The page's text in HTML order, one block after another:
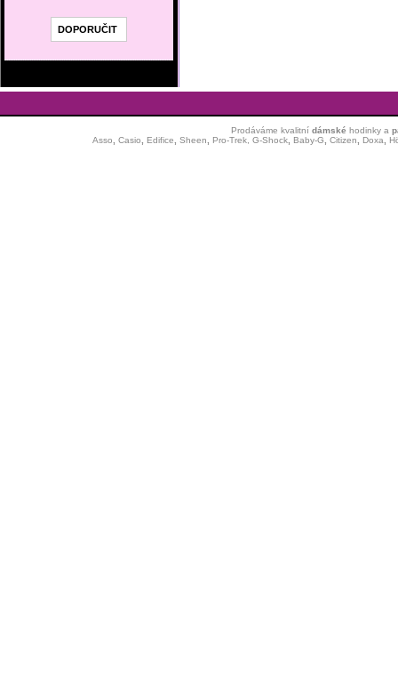
Prodáváme kvalitní dámské hodinkya
Asso
Casio Edifice Sheen Pro-Trek, G-Shock, Baby-G Citizen Doxa